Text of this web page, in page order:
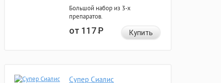
Большой набор из 3-х
препаратов.
от 117Р Купить
Супер Сиалис